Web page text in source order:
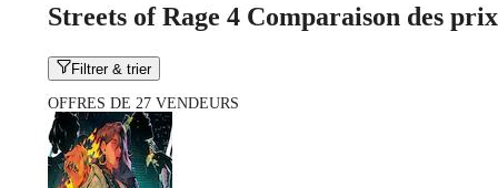
Streets of Rage 4 Comparaison des prix
Filtrer & trier
OFFRES DE 27 VENDEURS